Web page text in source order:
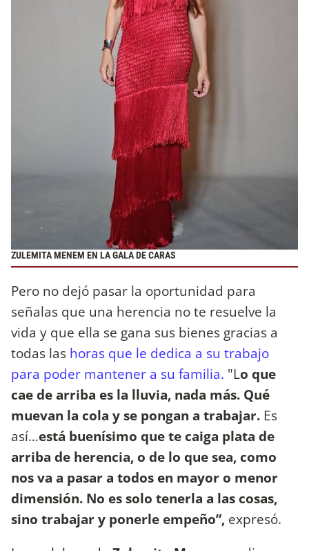
ZULEMITA MENEM EN LA GALA DE CARAS
Pero no dejó pasar la oportunidad para
señalas que una herencia no te resuelve la
vida y que ella se gana sus bienes gracias a
todas las horas que le dedica a su trabajo
para poder mantener a su familia. "Lo que
cae de arriba es la lluvia, nada más. Qué
muevan la cola y se pongan a trabajar. Es
así…está buenísimo que te caiga plata de
arriba de herencia, o de lo que sea, como
nos va a pasar a todos en mayor o menor
dimensión. No es solo tenerla a las cosas,
sino trabajar y ponerle empeño”, expresó.